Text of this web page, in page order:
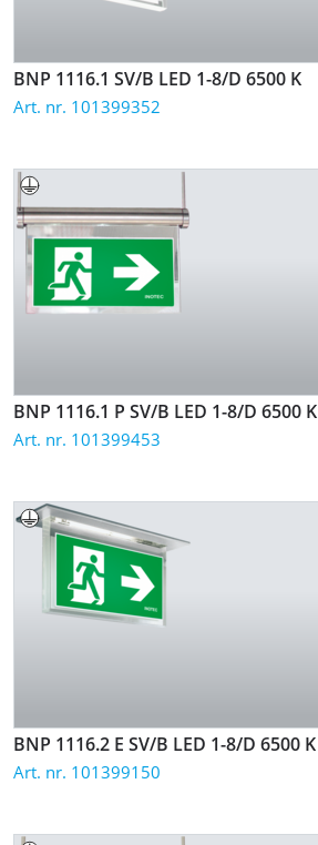
BNP 1116.1 SV/B LED 1-8/D 6500 K
Art. nr. 101399352
BNP 1116.1 P SV/B LED 1-8/D 6500 K
Art. nr. 101399453
BNP 1116.2 E SV/B LED 1-8/D 6500 K
Art. nr. 101399150